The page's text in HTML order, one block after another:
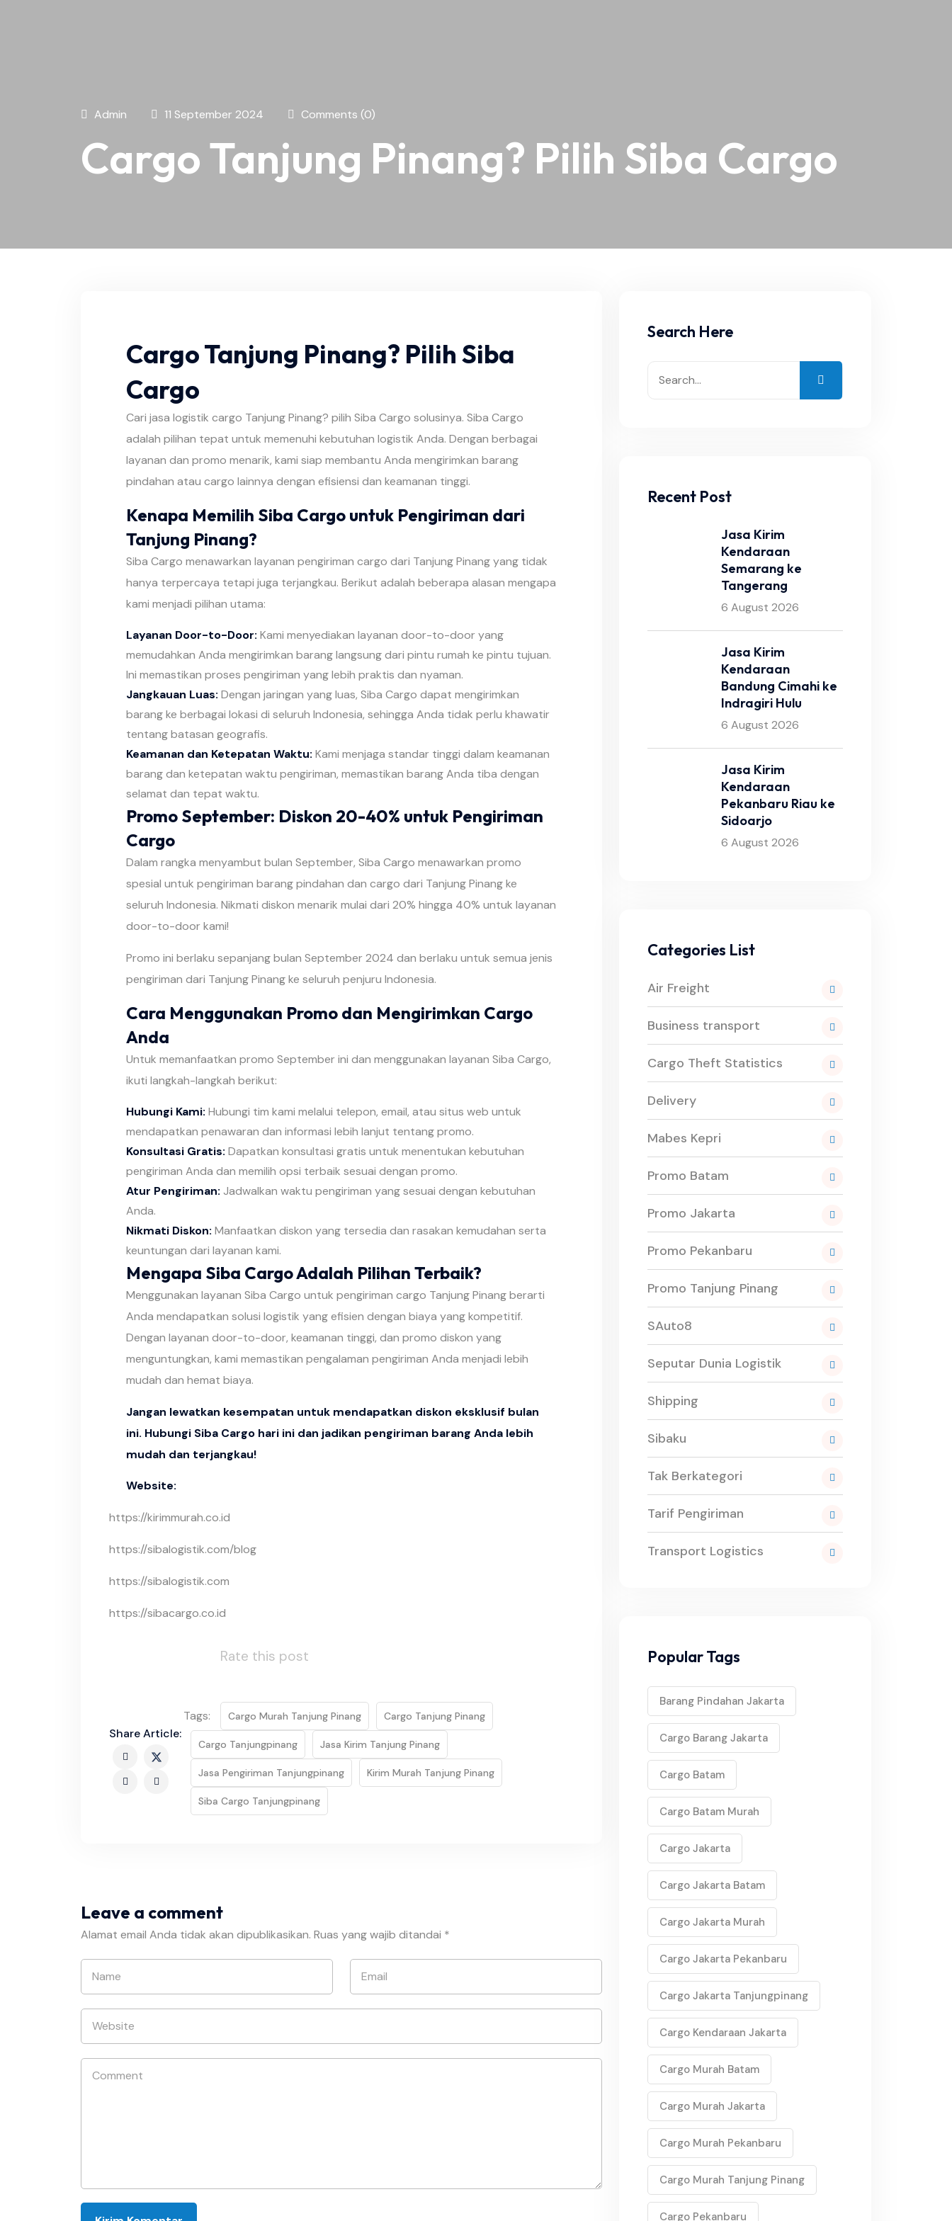
Admin 11 September 2024 Comments (0)
Cargo Tanjung Pinang? Pilih Siba Cargo
Cargo Tanjung Pinang? Pilih Siba
Cargo
Cari jasa logistik cargo Tanjung Pinang? pilih Siba Cargo solusinya. Siba Cargo
adalah pilihan tepat untuk memenuhi kebutuhan logistik Anda. Dengan berbagai
layanan dan promo menarik, kami siap membantu Anda mengirimkan barang
pindahan atau cargo lainnya dengan efisiensi dan keamanan tinggi.
Kenapa Memilih Siba Cargo untuk Pengiriman dari
Tanjung Pinang?
Siba Cargo menawarkan layanan pengiriman cargo dari Tanjung Pinang yang tidak
hanya terpercaya tetapi juga terjangkau. Berikut adalah beberapa alasan mengapa
kami menjadi pilihan utama:
Layanan Door-to-Door: Kami menyediakan layanan door-to-door yang
memudahkan Anda mengirimkan barang langsung dari pintu rumah ke pintu tujuan.
Ini memastikan proses pengiriman yang lebih praktis dan nyaman.
Jangkauan Luas: Dengan jaringan yang luas, Siba Cargo dapat mengirimkan
barang ke berbagai lokasi di seluruh Indonesia, sehingga Anda tidak perlu khawatir
tentang batasan geografis.
Keamanan dan Ketepatan Waktu: Kami menjaga standar tinggi dalam keamanan
barang dan ketepatan waktu pengiriman, memastikan barang Anda tiba dengan
selamat dan tepat waktu.
Promo September: Diskon 20-40% untuk Pengiriman
Cargo
Dalam rangka menyambut bulan September, Siba Cargo menawarkan promo
spesial untuk pengiriman barang pindahan dan cargo dari Tanjung Pinang ke
seluruh Indonesia. Nikmati diskon menarik mulai dari 20% hingga 40% untuk layanan
door-to-door kami!
Promo ini berlaku sepanjang bulan September 2024 dan berlaku untuk semua jenis
pengiriman dari Tanjung Pinang ke seluruh penjuru Indonesia.
Cara Menggunakan Promo dan Mengirimkan Cargo
Anda
Untuk memanfaatkan promo September ini dan menggunakan layanan Siba Cargo,
ikuti langkah-langkah berikut:
Hubungi Kami: Hubungi tim kami melalui telepon, email, atau situs web untuk
mendapatkan penawaran dan informasi lebih lanjut tentang promo.
Konsultasi Gratis: Dapatkan konsultasi gratis untuk menentukan kebutuhan
pengiriman Anda dan memilih opsi terbaik sesuai dengan promo.
Atur Pengiriman: Jadwalkan waktu pengiriman yang sesuai dengan kebutuhan
Anda.
Nikmati Diskon: Manfaatkan diskon yang tersedia dan rasakan kemudahan serta
keuntungan dari layanan kami.
Mengapa Siba Cargo Adalah Pilihan Terbaik?
Menggunakan layanan Siba Cargo untuk pengiriman cargo Tanjung Pinang berarti
Anda mendapatkan solusi logistik yang efisien dengan biaya yang kompetitif.
Dengan layanan door-to-door, keamanan tinggi, dan promo diskon yang
menguntungkan, kami memastikan pengalaman pengiriman Anda menjadi lebih
mudah dan hemat biaya.
Jangan lewatkan kesempatan untuk mendapatkan diskon eksklusif bulan
ini. Hubungi Siba Cargo hari ini dan jadikan pengiriman barang Anda lebih
mudah dan terjangkau!
Website:
https://kirimmurah.co.id
https://sibalogistik.com/blog
https://sibalogistik.com
https://sibacargo.co.id
Rate this post
Share Article:
Tags: Cargo Murah Tanjung Pinang Cargo Tanjung Pinang
Cargo Tanjungpinang Jasa Kirim Tanjung Pinang
Jasa Pengiriman Tanjungpinang Kirim Murah Tanjung Pinang
Siba Cargo Tanjungpinang
Leave a comment
Alamat email Anda tidak akan dipublikasikan. Ruas yang wajib ditandai *
Search Here
Recent Post
Jasa Kirim
Kendaraan
Semarang ke
Tangerang
6 August 2026
Jasa Kirim
Kendaraan
Bandung Cimahi ke
Indragiri Hulu
6 August 2026
Jasa Kirim
Kendaraan
Pekanbaru Riau ke
Sidoarjo
6 August 2026
Categories List
Air Freight
Business transport
Cargo Theft Statistics
Delivery
Mabes Kepri
Promo Batam
Promo Jakarta
Promo Pekanbaru
Promo Tanjung Pinang
SAuto8
Seputar Dunia Logistik
Shipping
Sibaku
Tak Berkategori
Tarif Pengiriman
Transport Logistics
Popular Tags
Barang Pindahan Jakarta
Cargo Barang Jakarta
Cargo Batam
Cargo Batam Murah
Cargo Jakarta
Cargo Jakarta Batam
Cargo Jakarta Murah
Cargo Jakarta Pekanbaru
Cargo Jakarta Tanjungpinang
Cargo Kendaraan Jakarta
Cargo Murah Batam
Cargo Murah Jakarta
Cargo Murah Pekanbaru
Cargo Murah Tanjung Pinang
Cargo Pekanbaru